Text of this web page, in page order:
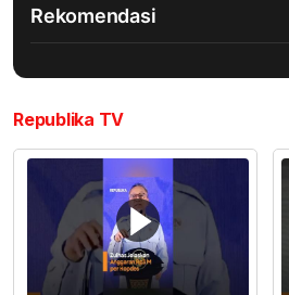
Rekomendasi
Republika TV